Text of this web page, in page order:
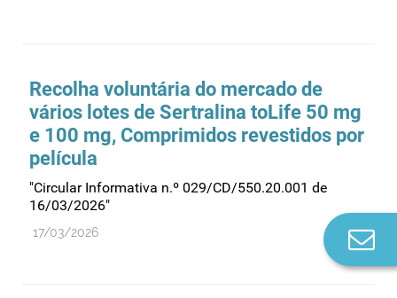
Recolha voluntária do mercado de
vários lotes de Sertralina toLife 50 mg
e 100 mg, Comprimidos revestidos por
película
"Circular Informativa n.º 029/CD/550.20.001 de
16/03/2026"
17/03/2026